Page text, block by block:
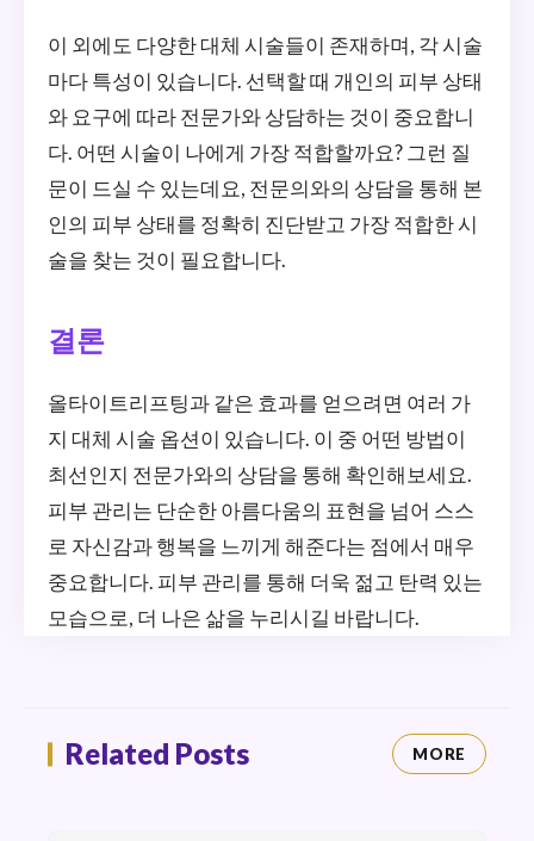
이 외에도 다양한 대체 시술들이 존재하며, 각 시술
마다 특성이 있습니다. 선택할 때 개인의 피부 상태
와 요구에 따라 전문가와 상담하는 것이 중요합니
다. 어떤 시술이 나에게 가장 적합할까요? 그런 질
문이 드실 수 있는데요, 전문의와의 상담을 통해 본
인의 피부 상태를 정확히 진단받고 가장 적합한 시
술을 찾는 것이 필요합니다.
결론
올타이트리프팅과 같은 효과를 얻으려면 여러 가
지 대체 시술 옵션이 있습니다. 이 중 어떤 방법이
최선인지 전문가와의 상담을 통해 확인해보세요.
피부 관리는 단순한 아름다움의 표현을 넘어 스스
로 자신감과 행복을 느끼게 해준다는 점에서 매우
중요합니다. 피부 관리를 통해 더욱 젊고 탄력 있는
모습으로, 더 나은 삶을 누리시길 바랍니다.
Related Posts MORE